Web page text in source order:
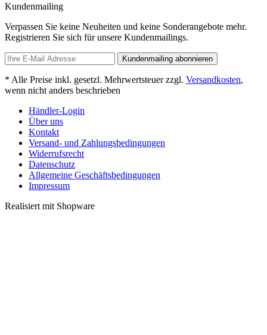
Kundenmailing
Verpassen Sie keine Neuheiten und keine Sonderangebote mehr.
Registrieren Sie sich für unsere Kundenmailings.
Kundenmailing abonnieren
* Alle Preise inkl. gesetzl. Mehrwertsteuer zzgl. Versandkosten,
wenn nicht anders beschrieben
Händler-Login
Über uns
Kontakt
Versand- und Zahlungsbedingungen
Widerrufsrecht
Datenschutz
Allgemeine Geschäftsbedingungen
Impressum
Realisiert mit Shopware